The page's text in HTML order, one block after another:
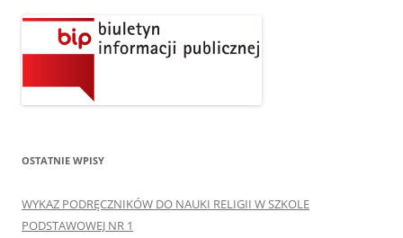
OSTATNIE WPISY
WYKAZ PODRĘCZNIKÓW DO NAUKI RELIGII W SZKOLE
PODSTAWOWEJ NR 1